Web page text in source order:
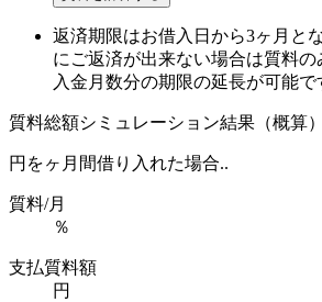
返済期限はお借入日から3ヶ月と
にご返済が出来ない場合は質料
入金月数分の期限の延長が可能で
質料総額シミュレーション結果（概算）
円をヶ月間借り入れた場合..
質料/月
％
支払質料額
円